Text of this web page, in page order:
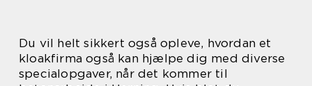
Du vil helt sikkert også opleve, hvordan et
kloakfirma også kan hjælpe dig med diverse
specialopgaver, når det kommer til